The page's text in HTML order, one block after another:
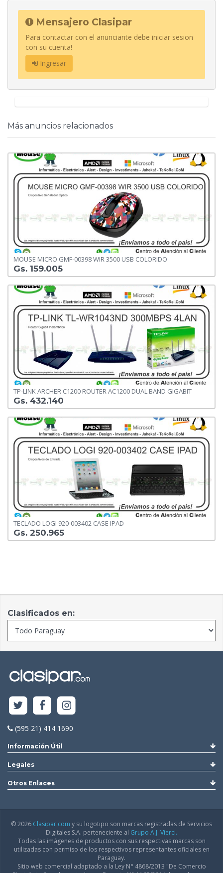
Mensajero Clasipar
Para contactar con el anunciante debe iniciar sesion
con su cuenta!
Ingresar
Más anuncios relacionados
MOUSE MICRO GMF-00398 WIR 3500 USB COLORIDO
Gs. 159.005
TP-LINK ARCHER C1200 ROUTER AC1200 DUAL BAND GIGABIT
Gs. 432.140
TECLADO LOGI 920-003402 CASE IPAD
Gs. 250.965
Clasificados en:
(595 21) 414 1690
Información Útil
Legales
Otros Enlaces
© 2026 Clasipar.com y su logotipo son marcas registradas de Servicios
Digitales S.A. perteneciente al Grupo A.J. Vierci.
Todas las imágenes de productos con sus respectivas marcas son
utilizadas con permiso de los respectivos representantes oficiales en
Paraguay.
Sitio web comercial adaptado a la Ley N° 4868/2013 "De Comercio